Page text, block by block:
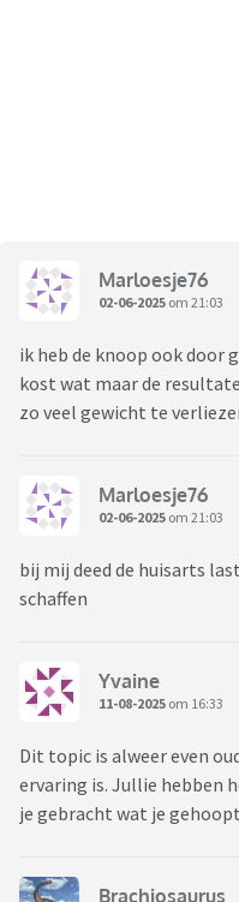
Marloesje76
02-06-2025 om 21:03
ik heb de knoop ook door
kost wat maar de
zo veel gewicht te
Marloesje76
02-06-2025 om 21:03
bij mij deed de huisarts
schaffen
Yvaine
11-08-2025 om 16:33
Dit topic is alweer even
ervaring is. Jullie hebben
je gebracht wat je
Brachiosaurus